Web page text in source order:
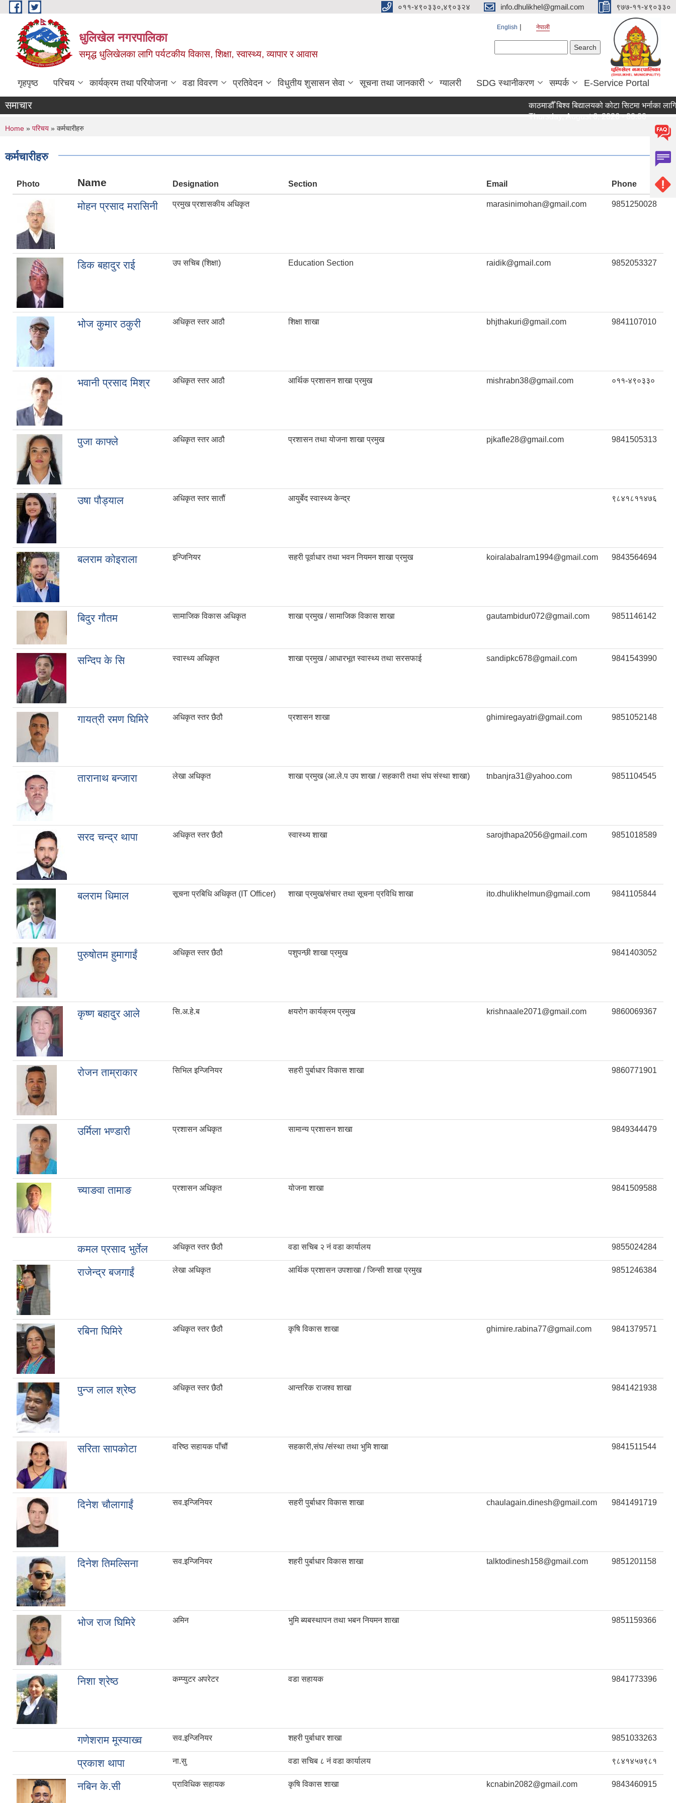
Skip to main content ०११-४९०३३०,४९०३२४ info.dhulikhel@gmail.com ९७७-११-४९०३३०
धुलिखेल नगरपालिका
समृद्ध धुलिखेलका लागि पर्यटकीय विकास, शिक्षा, स्वास्थ्य, व्यापार र आवास
English नेपाली
गृहपृष्ठ परिचय कार्यक्रम तथा परियोजना वडा विवरण प्रतिवेदन विधुतीय शुसासन सेवा सूचना तथा जानकारी ग्यालरी SDG स्थानीकरण सम्पर्क E-Service Portal
समाचार
काठमाडौँ बिश्व बिद्यालयको कोटा सिटमा भर्नाका लागि
Thursday, August 6, 2026 - 00:00
You are here
Home » परिचय » कर्मचारीहरु
कर्मचारीहरु
Photo Name Designation Section Email Phone
मोहन प्रसाद मरासिनी प्रमुख प्रशासकीय अधिकृत marasinimohan@gmail.com 9851250028
डिक बहादुर राई उप सचिब (शिक्षा) Education Section raidik@gmail.com 9852053327
भोज कुमार ठकुरी अधिकृत स्तर आठौ शिक्षा शाखा bhjthakuri@gmail.com 9841107010
भवानी प्रसाद मिश्र अधिकृत स्तर आठौ आर्थिक प्रशासन शाखा प्रमुख mishrabn38@gmail.com ०११-४९०३३०
पुजा काफ्ले अधिकृत स्तर आठौ प्रशासन तथा योजना शाखा प्रमुख pjkafle28@gmail.com 9841505313
उषा पौड्याल अधिकृत स्तर सातौं आयुर्बेद स्वास्थ्य केन्द्र ९८४१८११४७६
बलराम कोइराला इन्जिनियर सहरी पूर्वाधार तथा भवन नियमन शाखा प्रमुख koiralabalram1994@gmail.com 9843564694
बिदुर गौतम सामाजिक विकास अधिकृत शाखा प्रमुख / सामाजिक विकास शाखा gautambidur072@gmail.com 9851146142
सन्दिप के सि स्वास्थ्य अधिकृत शाखा प्रमुख / आधारभूत स्वास्थ्य तथा सरसफाई sandipkc678@gmail.com 9841543990
गायत्री रमण घिमिरे अधिकृत स्तर छैठौ प्रशासन शाखा ghimiregayatri@gmail.com 9851052148
तारानाथ बन्जारा लेखा अधिकृत शाखा प्रमुख (आ.ले.प उप शाखा / सहकारी तथा संघ संस्था शाखा) tnbanjra31@yahoo.com 9851104545
सरद चन्द्र थापा अधिकृत स्तर छैठौ स्वास्थ्य शाखा sarojthapa2056@gmail.com 9851018589
बलराम धिमाल सूचना प्रबिधि अधिकृत (IT Officer) शाखा प्रमुख/संचार तथा सूचना प्रविधि शाखा ito.dhulikhelmun@gmail.com 9841105844
पुरुषोतम हुमागाईं अधिकृत स्तर छैठौ पशुपन्छी शाखा प्रमुख 9841403052
कृष्ण बहादुर आले सि.अ.हे.ब क्षयरोग कार्यक्रम प्रमुख krishnaale2071@gmail.com 9860069367
रोजन ताम्राकार सिभिल इन्जिनियर सहरी पुर्बाधार विकास शाखा 9860771901
उर्मिला भण्डारी प्रशासन अधिकृत सामान्य प्रशासन शाखा 9849344479
च्याङवा तामाङ प्रशासन अधिकृत योजना शाखा 9841509588
कमल प्रसाद भुर्तेल अधिकृत स्तर छैठौ वडा सचिब २ नं वडा कार्यालय 9855024284
राजेन्द्र बजगाईं लेखा अधिकृत आर्थिक प्रशासन उपशाखा / जिन्सी शाखा प्रमुख 9851246384
रबिना घिमिरे अधिकृत स्तर छैठौ कृषि विकास शाखा ghimire.rabina77@gmail.com 9841379571
पुन्ज लाल श्रेष्ठ अधिकृत स्तर छैठौ आन्तरिक राजश्व शाखा 9841421938
सरिता सापकोटा वरिष्ठ सहायक पाँचौं सहकारी,संघ /संस्था तथा भुमि शाखा 9841511544
दिनेश चौलागाईं सव.इन्जिनियर सहरी पुर्बाधार विकास शाखा chaulagain.dinesh@gmail.com 9841491719
दिनेश तिमल्सिना सव.इन्जिनियर शहरी पुर्बाधार विकास शाखा talktodinesh158@gmail.com 9851201158
भोज राज घिमिरे अमिन भुमि ब्यबस्थापन तथा भबन नियमन शाखा 9851159366
निशा श्रेष्ठ कम्प्युटर अपरेटर वडा सहायक 9841773396
गणेशराम मूस्याख्व सव.इन्जिनियर शहरी पुर्बाधार शाखा 9851033263
प्रकाश थापा ना.सु वडा सचिब ८ नं वडा कार्यालय ९८४१४५७९८१
नबिन के.सी प्राविधिक सहायक कृषि विकास शाखा kcnabin2082@gmail.com 9843460915